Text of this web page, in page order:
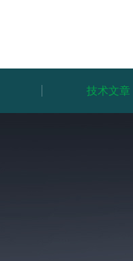
技术文章